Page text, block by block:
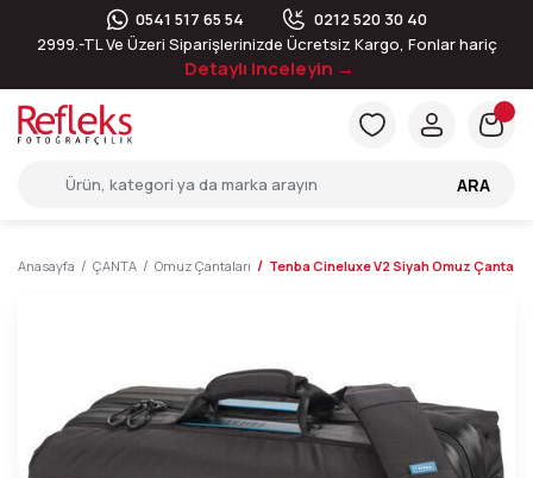
0541 517 65 54
0212 520 30 40
2999.-TL Ve Üzeri Siparişlerinizde Ücretsiz Kargo, Fonlar hariç
Detaylı inceleyin →
ARA
Anasayfa ÇANTA Omuz Çantaları Tenba Cineluxe V2 Siyah Omuz Çantası